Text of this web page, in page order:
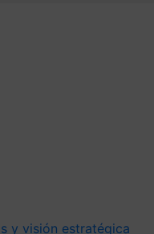
y visión estratégica